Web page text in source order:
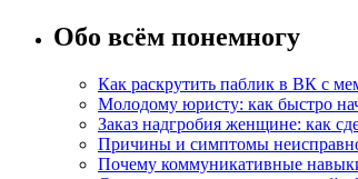
Обо всём понемногу
Как раскрутить паблик в ВК с
Молодому юристу: как быстро
Заказ надгробия женщине: как
Причины и симптомы
Почему коммуникативные навыки